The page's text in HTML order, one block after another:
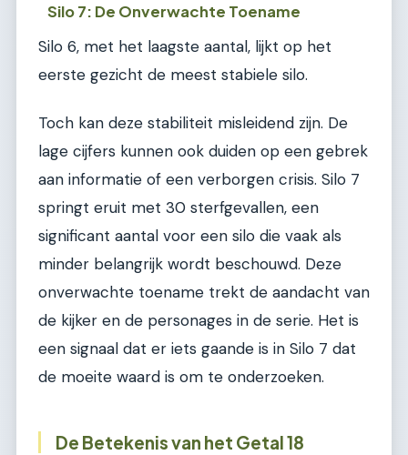
Silo 7: De Onverwachte Toename
Silo 6, met het laagste aantal, lijkt op het
eerste gezicht de meest stabiele silo.
Toch kan deze stabiliteit misleidend zijn. De
lage cijfers kunnen ook duiden op een gebrek
aan informatie of een verborgen crisis. Silo 7
springt eruit met 30 sterfgevallen, een
significant aantal voor een silo die vaak als
minder belangrijk wordt beschouwd. Deze
onverwachte toename trekt de aandacht van
de kijker en de personages in de serie. Het is
een signaal dat er iets gaande is in Silo 7 dat
de moeite waard is om te onderzoeken.
De Betekenis van het Getal 18